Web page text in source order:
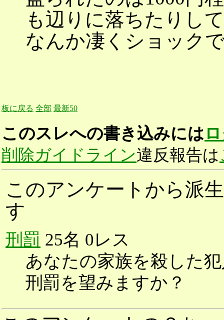
も辺りに落ちたりし
なんか凄くショック
板に戻る 全部 最新50
このスレへの書き込みには
削除ガイドライン違反報告は
このアンケートから派
す
刑罰 25名 0レス
あなたの家族を殺した
刑罰を望みますか？